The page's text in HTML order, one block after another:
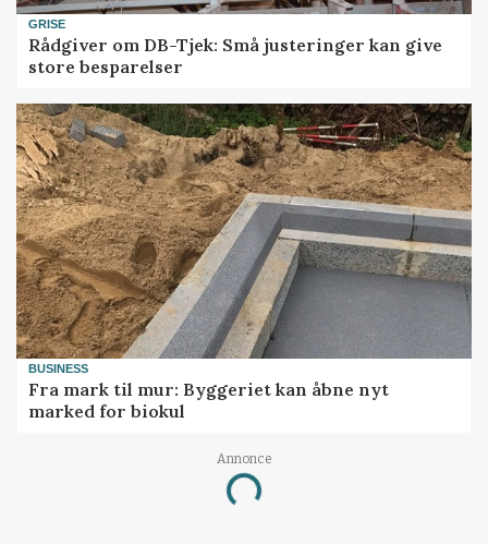
GRISE
Rådgiver om DB-Tjek: Små justeringer kan give
store besparelser
BUSINESS
Fra mark til mur: Byggeriet kan åbne nyt
marked for biokul
Annonce
Loading...